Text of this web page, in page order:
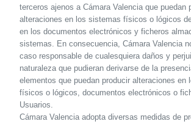
terceros ajenos a Cámara Valencia que puedan
alteraciones en los sistemas físicos o lógicos
en los documentos electrónicos y ficheros
sistemas. En consecuencia, Cámara Valencia
caso responsable de cualesquiera daños y
naturaleza que pudieran derivarse de la
elementos que puedan producir alteraciones en
físicos o lógicos, documentos electrónicos o
Usuarios.
Cámara Valencia adopta diversas medidas de